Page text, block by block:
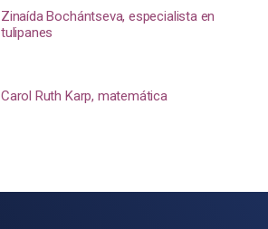
Zinaída Bochántseva, especialista en
tulipanes
Carol Ruth Karp, matemática